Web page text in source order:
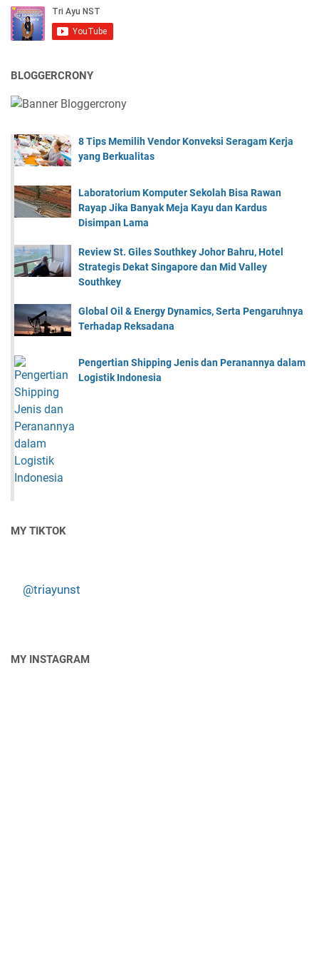
BLOGGERCRONY
8 Tips Memilih Vendor Konveksi Seragam Kerja
yang Berkualitas
Laboratorium Komputer Sekolah Bisa Rawan
Rayap Jika Banyak Meja Kayu dan Kardus
Disimpan Lama
Review St. Giles Southkey Johor Bahru, Hotel
Strategis Dekat Singapore dan Mid Valley
Southkey
Global Oil & Energy Dynamics, Serta Pengaruhnya
Terhadap Reksadana
Pengertian Shipping Jenis dan Peranannya dalam
Logistik Indonesia
MY TIKTOK
@triayunst
MY INSTAGRAM